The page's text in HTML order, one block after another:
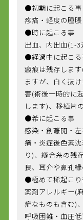
●初期に起こる事
疼痛・軽度の腫脹
●時に起こる事
出血、内出血(1-3
●経過中に起こる
瘢痕は残存しま
ますが、白く抜
害(術後一時的に
します)、移植片
●希に起こる事
感染・創離開・
痛・炎症後色素
り)、縫合糸の残
良、耳介や鼻孔
●極めて稀起こり
薬剤アレルギー(
症なものも含む)
呼吸困難・血圧